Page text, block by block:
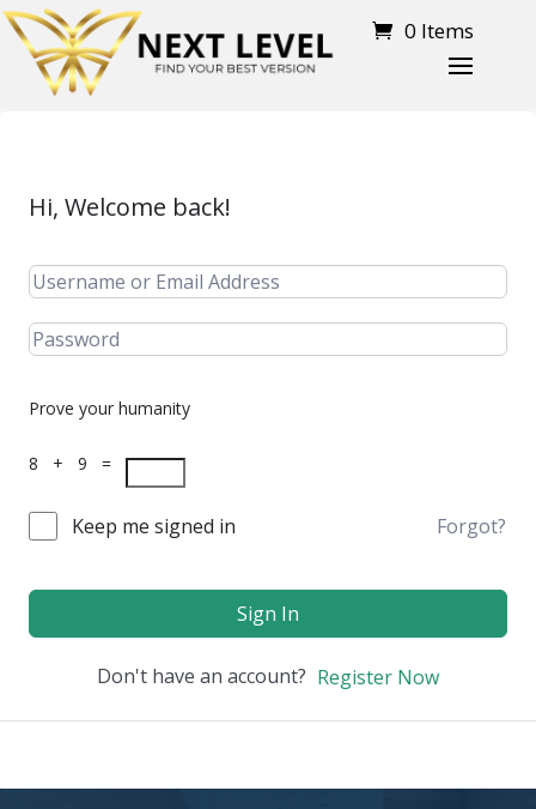
0 Items
Hi, Welcome back!
Prove your humanity
8 + 9 =
Keep me signed in Forgot?
Sign In
Don't have an account? Register Now